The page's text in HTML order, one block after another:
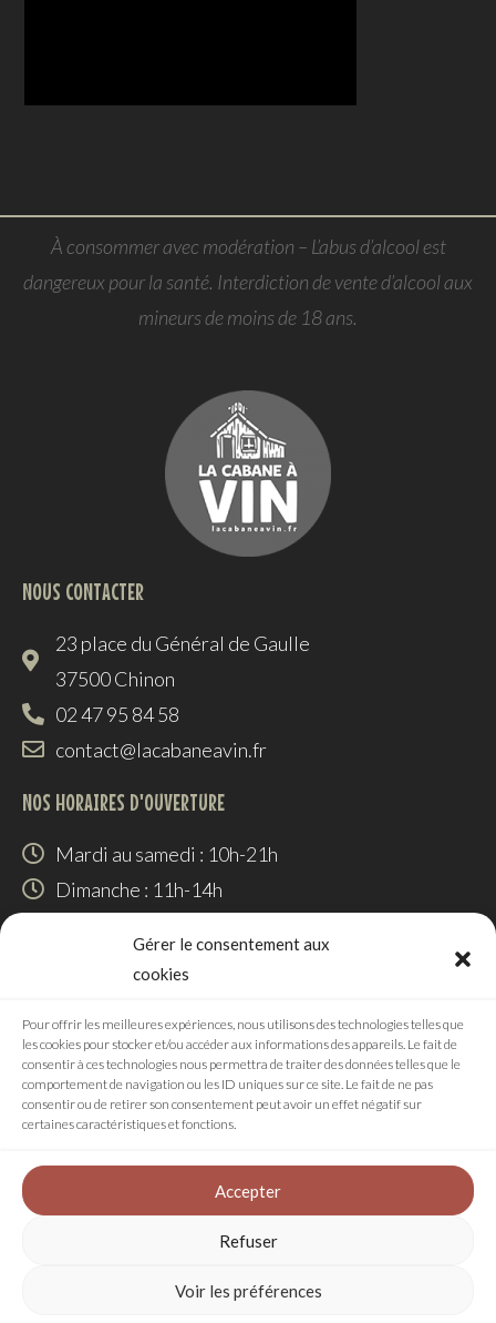
Gérer le consentement aux
cookies
Pour offrir les meilleures expériences, nous utilisons des technologies telles que
les cookies pour stocker et/ou accéder aux informations des appareils. Le fait de
consentir à ces technologies nous permettra de traiter des données telles que le
comportement de navigation ou les ID uniques sur ce site. Le fait de ne pas
consentir ou de retirer son consentement peut avoir un effet négatif sur
certaines caractéristiques et fonctions.
Accepter
Refuser
Voir les préférences
À consommer avec modération – L’abus d’alcool est
dangereux pour la santé. Interdiction de vente d’alcool aux
mineurs de moins de 18 ans.
NOUS CONTACTER
23 place du Général de Gaulle
37500 Chinon
02 47 95 84 58
contact@lacabaneavin.fr
NOS HORAIRES D'OUVERTURE
Mardi au samedi : 10h-21h
Dimanche : 11h-14h
RÉALISATION
Politique de confidentialité